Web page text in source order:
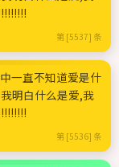
第 [5537] 条
明白什么是爱,我
第 [5536] 条